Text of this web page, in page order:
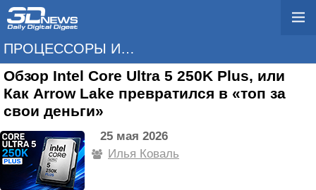
ПРОЦЕССОРЫ И ПАМЯТЬ
Обзор Intel Core Ultra 5 250K Plus, или
Как Arrow Lake превратился в «топ за
свои деньги»
25 мая 2026
Илья Коваль